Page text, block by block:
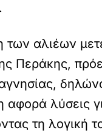
των αλιέων
Περάκης,
αφορά λύσεις
τη λογική